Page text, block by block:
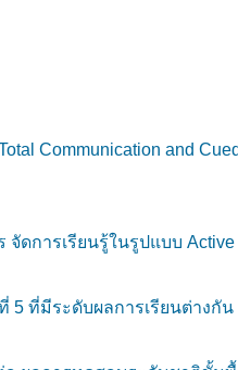
Communication and
ดการเรียนรู้ในรูปแบบ Active
5 ที่มีระดับผลการเรียนต่างกัน